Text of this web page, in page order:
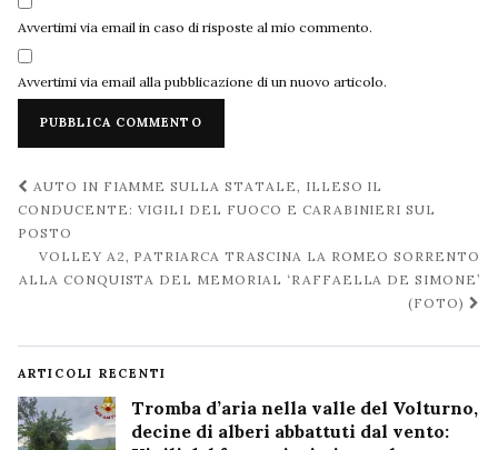
Avvertimi via email in caso di risposte al mio commento.
Avvertimi via email alla pubblicazione di un nuovo articolo.
Navigazione
post
AUTO IN FIAMME SULLA STATALE, ILLESO IL
CONDUCENTE: VIGILI DEL FUOCO E CARABINIERI SUL
POSTO
VOLLEY A2, PATRIARCA TRASCINA LA ROMEO SORRENTO
ALLA CONQUISTA DEL MEMORIAL ‘RAFFAELLA DE SIMONE’
(FOTO)
ARTICOLI RECENTI
Tromba d’aria nella valle del Volturno,
decine di alberi abbattuti dal vento: